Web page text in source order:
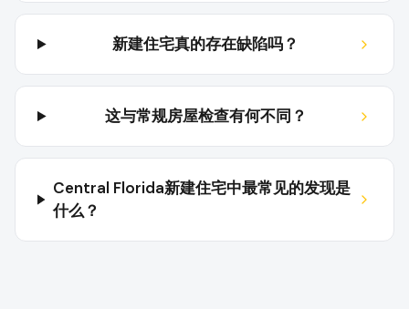
新建住宅真的存在缺陷吗？
这与常规房屋检查有何不同？
Central Florida新建住宅中最常见的发现是
什么？